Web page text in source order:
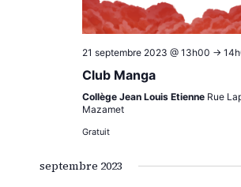
21 septembre 2023 @ 13h00 ->
Club Manga
Collège Jean Louis Etienne Rue
Mazamet
Gratuit
septembre 2023